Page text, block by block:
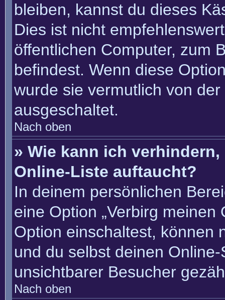
bleiben, kannst du dieses
Dies ist nicht
öffentlichen Computer, zum
befindest. Wenn diese
wurde sie vermutlich von
ausgeschaltet.
Nach oben
» Wie kann ich
Online-Liste auftaucht?
In deinem persönlichen
eine Option „Verbirg meinen
Option einschaltest, können
und du selbst deinen
unsichtbarer Besucher
Nach oben